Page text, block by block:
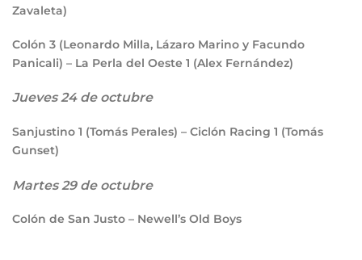
Zavaleta)
Colón 3 (Leonardo Milla, Lázaro Marino y Facundo
Panicali) – La Perla del Oeste 1 (Alex Fernández)
Jueves 24 de octubre
Sanjustino 1 (Tomás Perales) – Ciclón Racing 1 (Tomás
Gunset)
Martes 29 de octubre
Colón de San Justo – Newell’s Old Boys